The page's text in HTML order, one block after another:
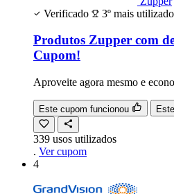
Verificado
3º mais utilizado
Produtos Zupper com
Cupom!
Aproveite agora mesmo e
Este cupom funcionou
339 usos utilizados
. Ver cupom
4